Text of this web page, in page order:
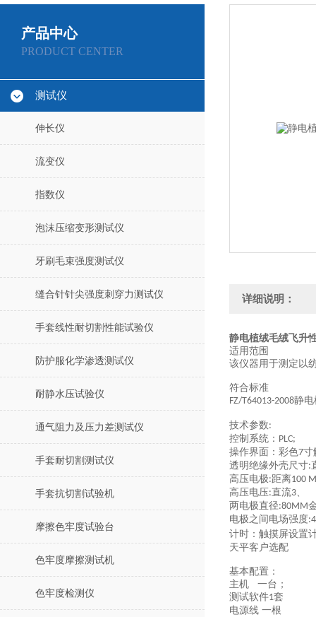
产品中心
PRODUCT CENTER
测试仪
伸长仪
流变仪
指数仪
泡沫压缩变形测试仪
牙刷毛束强度测试仪
缝合针针尖强度刺穿力测试仪
手套线性耐切割性能试验仪
防护服化学渗透测试仪
耐静水压试验仪
通气阻力及压力差测试仪
手套耐切割测试仪
手套抗切割试验机
摩擦色牢度试验台
色牢度摩擦测试机
色牢度检测仪
详细说明：
静电植绒毛绒飞升
适用范围
该仪器用于测定以
符合标准
FZ/T64013-2008静电
技术参数:
控制系统： PLC;
操作界面：彩色7寸
透明绝缘外壳尺寸:
高压电极:距离100
高压电压:直流3、
两电极直径:80MM
电极之间电场强度
计时：触摸屏设置
天平客户选配
基本配置：
主机 一台 ；
测试软件1套
电源线 一根